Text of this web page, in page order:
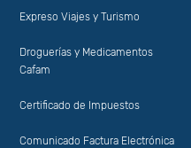
Expreso Viajes y Turismo
Droguerías y Medicamentos
Cafam
Certificado de Impuestos
Comunicado Factura Electrónica